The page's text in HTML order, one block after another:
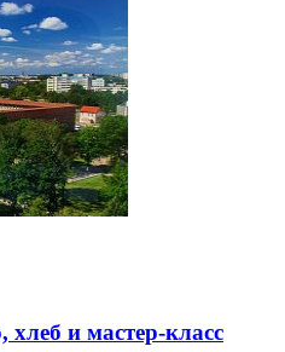
хлеб и мастер-класс